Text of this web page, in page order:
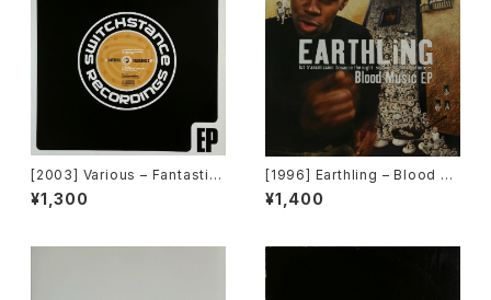
[2003] Various – Fantastic
Freeriding 2 EP 1 [Switchst
ance Recordings]
¥1,300
[1996] Earthling – Blood M
usic EP [Cooltempo]
¥1,400